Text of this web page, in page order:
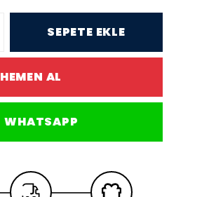
SEPETE EKLE
HEMEN AL
WHATSAPP